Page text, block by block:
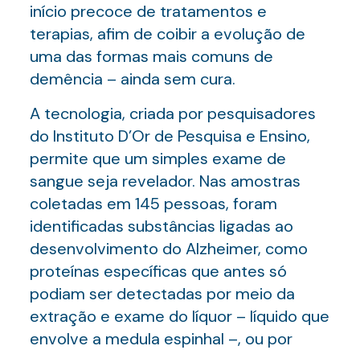
início precoce de tratamentos e
terapias, afim de coibir a evolução de
uma das formas mais comuns de
demência – ainda sem cura.
A tecnologia, criada por pesquisadores
do Instituto D’Or de Pesquisa e Ensino,
permite que um simples exame de
sangue seja revelador. Nas amostras
coletadas em 145 pessoas, foram
identificadas substâncias ligadas ao
desenvolvimento do Alzheimer, como
proteínas específicas que antes só
podiam ser detectadas por meio da
extração e exame do líquor – líquido que
envolve a medula espinhal –, ou por